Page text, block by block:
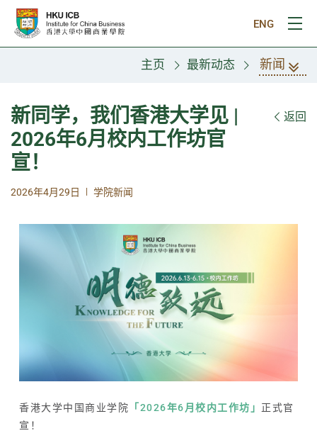
跳往主要内容
ENG
打
主页 最新动态 新闻
新同学，我们香港大学见 |
2026年6月校内工作坊官
宣！
返回
2026年4月29日 | 学院新闻
香港大学中国商业学院 「2026年6月校内工作坊」 正式官
宣！